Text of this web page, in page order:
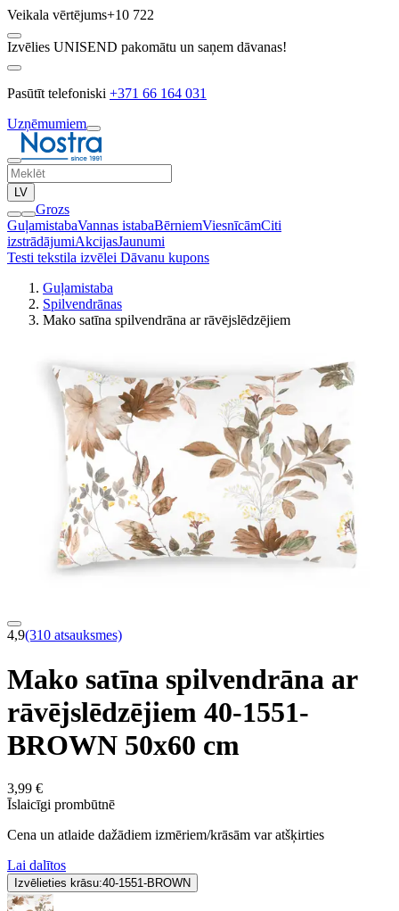
Veikala vērtējums+10 722
Izvēlies UNISEND pakomātu un saņem dāvanas!
Pasūtīt telefoniski +371 66 164 031
Uzņēmumiem
LV
Grozs
GuļamistabaVannas istabaBērniemViesnīcāmCiti
izstrādājumiAkcijasJaunumi
Testi tekstila izvēlei Dāvanu kupons
Guļamistaba
Spilvendrānas
Mako satīna spilvendrāna ar rāvējslēdzējiem
4,9(310 atsauksmes)
Mako satīna spilvendrāna ar
rāvējslēdzējiem 40-1551-
BROWN 50x60 cm
3,99 €
Īslaicīgi prombūtnē
Cena un atlaide dažādiem izmēriem/krāsām var atšķirties
Lai dalītos
Izvēlieties krāsu:40-1551-BROWN